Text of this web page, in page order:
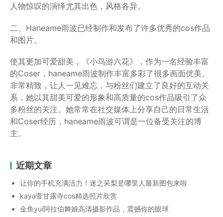
人物惊叹的演绎尤其出色，风格各异。
二、Haneame雨波已经制作和发布了许多优秀的cos作品
和图片。
使其更加可爱甜美，《小鸟游六花》，作为一名经验丰富
的Coser，haneame雨波制作丰富多彩了很多画面优美。
非常精致，让人一见难忘，与粉丝们建立了良好的互动关
系，她以其甜美可爱的形象和高质量的cos作品吸引了众
多粉丝的关注。她常常在社交媒体上分享自己的日常生活
和Coser经历，haneame雨波可谓是一位备受关注的博
主。
近期文章
让你的手机充满活力！迷之呆梨是哪里人最新图包来啦
kaya萱甘露寺cos精选照片欣赏
金鱼yui阿拉伯舞娘高清摄影作品，震撼你的眼球